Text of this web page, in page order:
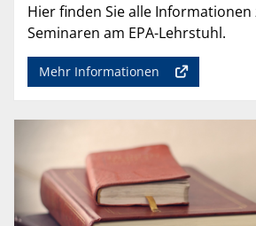
Hier finden Sie alle Informationen
Seminaren am EPA-Lehrstuhl.
Mehr Informationen